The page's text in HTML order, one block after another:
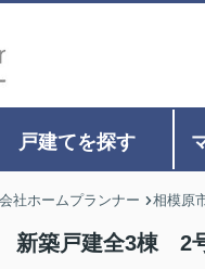
戸建てを探す
社ホームプランナー 相模原
新築戸建全3棟 2